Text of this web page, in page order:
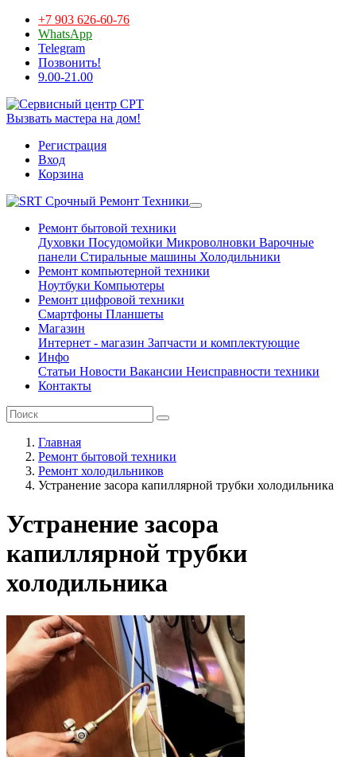
+7 903 626-60-76
WhatsApp
Telegram
Позвонить!
9.00-21.00
Вызвать мастера на дом!
Регистрация
Вход
Корзина
Срочный Ремонт Техники
Ремонт бытовой техники
Духовки Посудомойки Микроволновки Варочные
панели Стиральные машины Холодильники
Ремонт компьютерной техники
Ноутбуки Компьютеры
Ремонт цифровой техники
Смартфоны Планшеты
Магазин
Интернет - магазин Запчасти и комплектующие
Инфо
Статьи Новости Вакансии Неисправности техники
Контакты
Главная
Ремонт бытовой техники
Ремонт холодильников
Устранение засора капиллярной трубки холодильника
Устранение засора
капиллярной трубки
холодильника